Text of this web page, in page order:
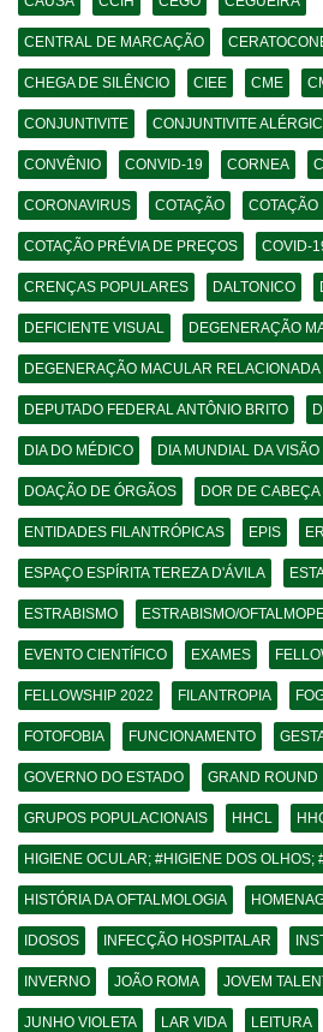
CENTRAL DE MARCAÇÃO
CHEGA DE SILÊNCIO CIEE CME
CONJUNTIVITE CONJUNTIVITE
CONVÊNIO CONVID-19 CORNEA
CORONAVIRUS COTAÇÃO COTAÇÃO
COTAÇÃO PRÉVIA DE PREÇOS COVID-
CRENÇAS POPULARES DALTONICO
DEFICIENTE VISUAL DEGENERAÇÃO
DEGENERAÇÃO MACULAR
DEPUTADO FEDERAL ANTÔNIO BRITO
DIA DO MÉDICO DIA MUNDIAL DA VISÃO
DOAÇÃO DE ÓRGÃOS DOR DE CABEÇA
ENTIDADES FILANTRÓPICAS EPIS
ESPAÇO ESPÍRITA TEREZA D'ÁVILA
ESTRABISMO ESTRABISMO/
EVENTO CIENTÍFICO EXAMES
FELLOWSHIP 2022 FILANTROPIA
FOTOFOBIA FUNCIONAMENTO
GOVERNO DO ESTADO GRAND ROUND
GRUPOS POPULACIONAIS HHCL
HIGIENE OCULAR; #HIGIENE DOS OLHOS;
HISTÓRIA DA OFTALMOLOGIA
IDOSOS INFECÇÃO HOSPITALAR
INVERNO JOÃO ROMA JOVEM
JUNHO VIOLETA LAR VIDA LEITURA